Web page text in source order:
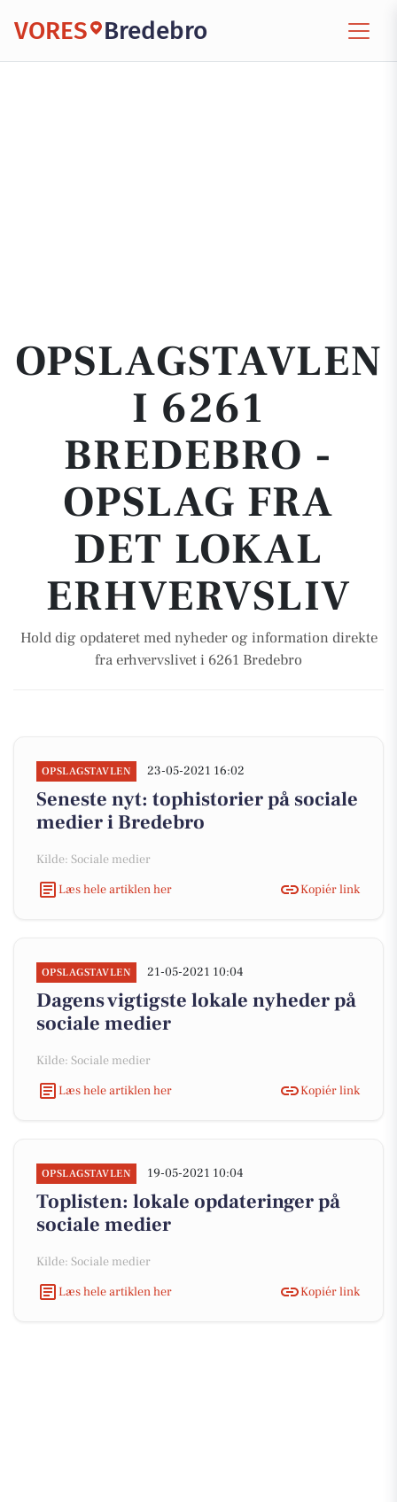
VORES Bredebro
OPSLAGSTAVLEN
I 6261
BREDEBRO -
OPSLAG FRA
DET LOKAL
ERHVERVSLIV
Hold dig opdateret med nyheder og information direkte
fra erhvervslivet i 6261 Bredebro
OPSLAGSTAVLEN 23-05-2021 16:02
Seneste nyt: tophistorier på sociale
medier i Bredebro
Kilde: Sociale medier
Læs hele artiklen her
Kopiér link
OPSLAGSTAVLEN 21-05-2021 10:04
Dagens vigtigste lokale nyheder på
sociale medier
Kilde: Sociale medier
Læs hele artiklen her
Kopiér link
OPSLAGSTAVLEN 19-05-2021 10:04
Toplisten: lokale opdateringer på
sociale medier
Kilde: Sociale medier
Læs hele artiklen her
Kopiér link